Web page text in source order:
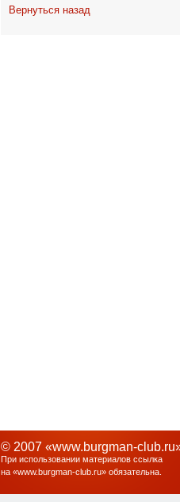
Вернуться назад
© 2007 «www.burgman-
При использовании материалов ссылка
на «www.burgman-club.ru» обязательна